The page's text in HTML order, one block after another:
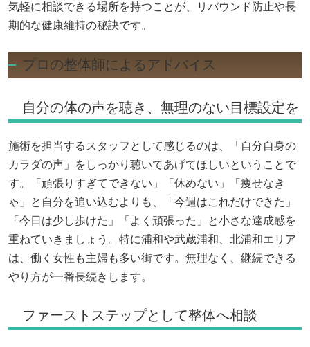
気軽に相談できる場所を持つことが、リバウンド防止や長
期的な健康維持の秘訣です。
プロの整体師によるアドバイス
自分の体の声を聴き、無理のない目標設定を
施術を担当するスタッフとして感じるのは、「自分自身の
カラダの声」をしっかり聴いてあげてほしいということで
す。「頑張りすぎてできない」「休めない」「痩せなき
ゃ」と自分を追い込むよりも、「今週はこれだけできた」
「今日は少し歩けた」「よく頑張った」と小さな達成感を
重ねていきましょう。特に浦和や武蔵浦和、北浦和エリア
は、働く女性も主婦も多い街です。無理なく、継続できる
やり方が一番長続きします。
ファーストステップとして整体へ相談